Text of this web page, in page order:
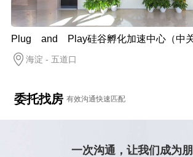
Plug and Play硅谷孵化加速中心（中关
海淀 - 五道口
委托找房 有效沟通快速匹配
一次沟通，让我们成为